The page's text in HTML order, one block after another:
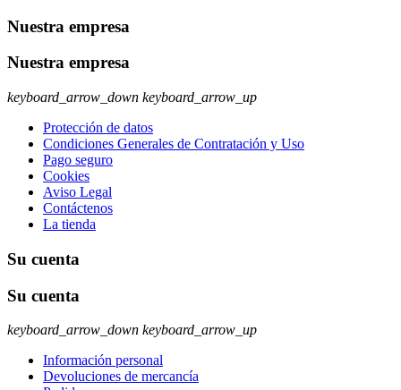
Nuestra empresa
Nuestra empresa
keyboard_arrow_down keyboard_arrow_up
Protección de datos
Condiciones Generales de Contratación y Uso
Pago seguro
Cookies
Aviso Legal
Contáctenos
La tienda
Su cuenta
Su cuenta
keyboard_arrow_down keyboard_arrow_up
Información personal
Devoluciones de mercancía